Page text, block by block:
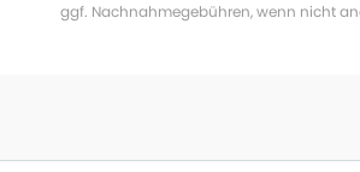
ggf. Nachnahmegebühren, wenn nicht